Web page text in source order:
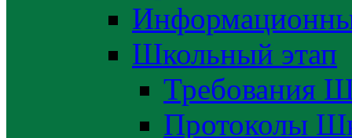
Школьный этап
Требования
Протоколы